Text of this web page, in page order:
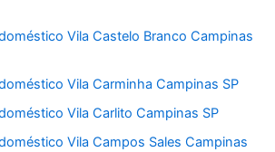
Vila Castelo Branco Campinas
Vila Carminha Campinas SP
Vila Carlito Campinas SP
Vila Campos Sales Campinas